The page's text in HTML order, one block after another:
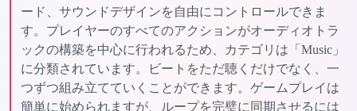
ード、サウンドデザインを自由にコントロールできま
す。プレイヤーのすべてのアクションがオーディオトラ
ックの構築を中心に行われるため、カテゴリは「Music」
に分類されています。ビートをただ聴くだけでなく、一
つずつ組み立てていくことができます。ゲームプレイは
簡単に始められますが、ループを完璧に同期させるには